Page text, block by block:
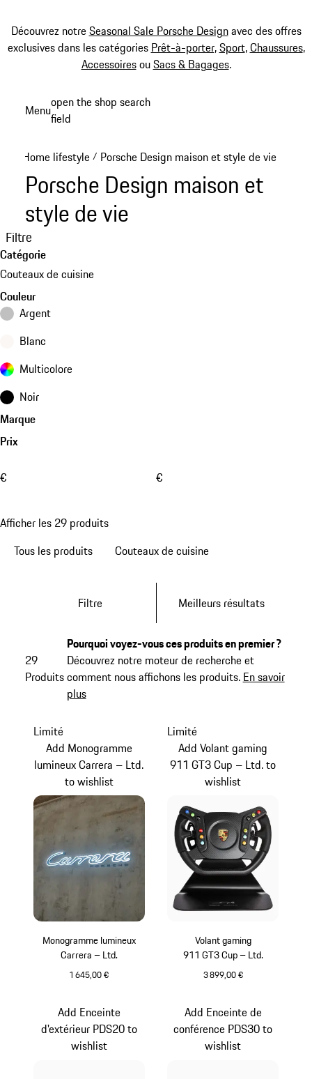
Découvrez notreSeasonal Sale Porsche Designavec des offres
exclusives dans les catégories Prêt-à-porter,Sport,Chaussures,
AccessoiresouSacs & Bagages.
Menuopen the shop search
field
Home lifestyle / Porsche Design maison et style de vie
Porsche Design maison et
style de vie
Filtre
Catégorie
Couteaux de cuisine
Couleur
Argent
Blanc
Multicolore
Noir
Marque
Prix
€ €
Afficher les 29 produits
Tous les produits
Couteaux de cuisine
Filtre Meilleurs résultats
29
Produits
Pourquoi voyez-vous ces produits en premier ?
Découvrez notre moteur de recherche et
comment nous affichons les produits. En savoir
plus
Monogramme lumineux
Carrera – Ltd.
1 645,00 €
Limité
Add Monogramme
lumineux Carrera – Ltd.
to wishlist
Volant gaming
911 GT3 Cup – Ltd.
3 899,00 €
Limité
Add Volant gaming
911 GT3 Cup – Ltd. to
wishlist
Add Enceinte
d'extérieur PDS20 to
wishlist
Add Enceinte de
conférence PDS30 to
wishlist